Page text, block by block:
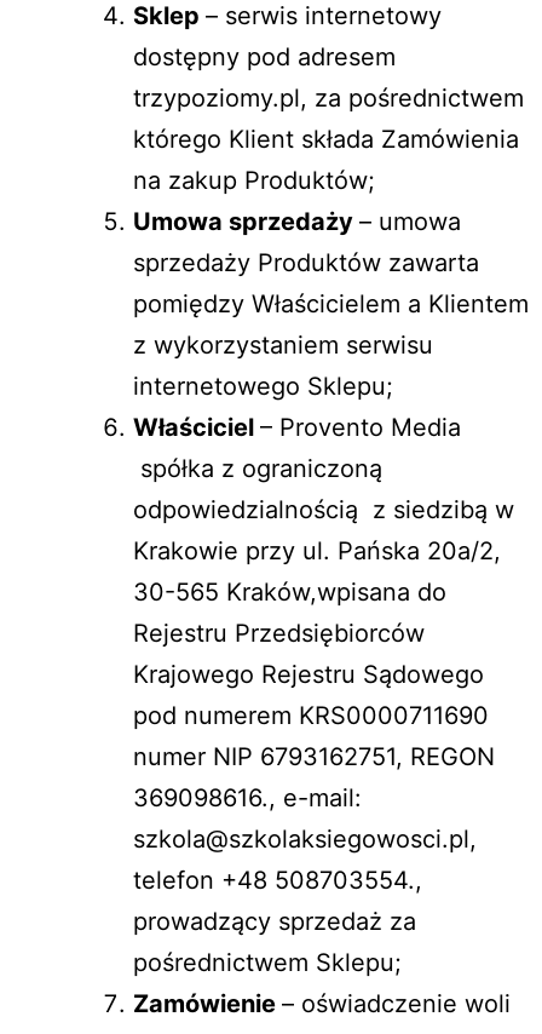
Sklep – serwis internetowy
dostępny pod adresem
trzypoziomy.pl, za pośrednictwem
którego Klient składa Zamówienia
na zakup Produktów;
Umowa sprzedaży – umowa
sprzedaży Produktów zawarta
pomiędzy Właścicielem a Klientem
z wykorzystaniem serwisu
internetowego Sklepu;
Właściciel – Provento Media
spółka z ograniczoną
odpowiedzialnością z siedzibą w
Krakowie przy ul. Pańska 20a/2,
30-565 Kraków,wpisana do
Rejestru Przedsiębiorców
Krajowego Rejestru Sądowego
pod numerem KRS0000711690
numer NIP 6793162751, REGON
369098616., e-mail:
szkola@szkolaksiegowosci.pl,
telefon +48 508703554.,
prowadzący sprzedaż za
pośrednictwem Sklepu;
Zamówienie – oświadczenie woli